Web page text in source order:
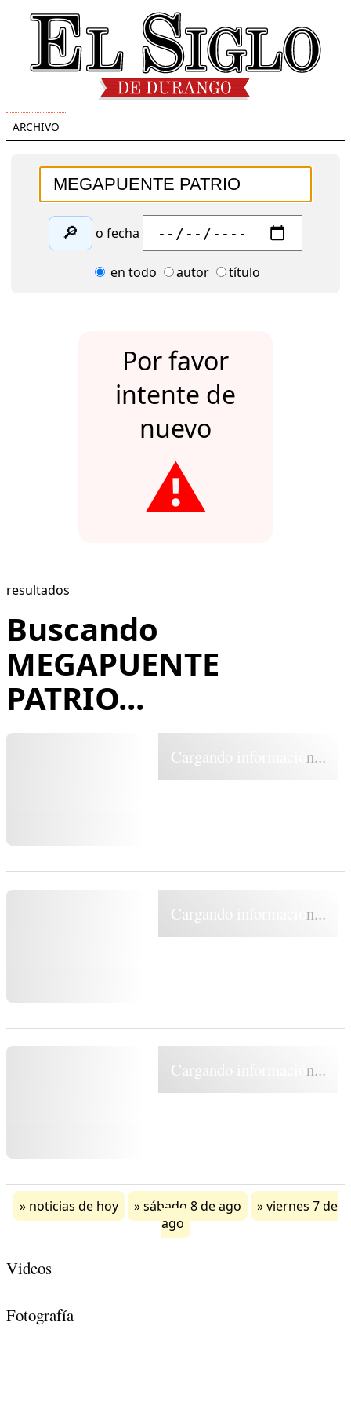
ARCHIVO
🔎 o fecha
en todo autor título
Por favor
intente de
nuevo
⚠️
resultados
Buscando
MEGAPUENTE
PATRIO...
Cargando información...
Cargando información...
Cargando información...
noticias de hoy sábado 8 de ago
viernes 7 de
ago
Videos
Fotografía